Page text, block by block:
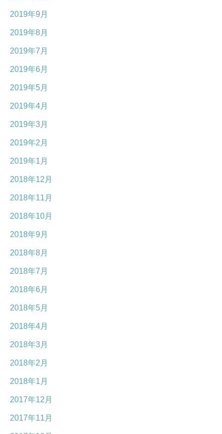
2019年9月
2019年8月
2019年7月
2019年6月
2019年5月
2019年4月
2019年3月
2019年2月
2019年1月
2018年12月
2018年11月
2018年10月
2018年9月
2018年8月
2018年7月
2018年6月
2018年5月
2018年4月
2018年3月
2018年2月
2018年1月
2017年12月
2017年11月